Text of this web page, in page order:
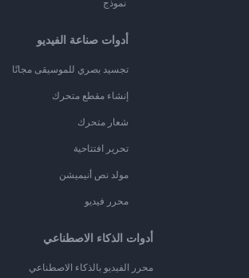
نموذج
أدوات صناعة الفيديو
تجسيد بصري للموسيقى مجانًا
إنشاء مقطع متحرك
شعار متحرك
تحرير افتتاحية
مولد نص أنيميشن
محرر فيديو
أدوات الذكاء الاصطناعي
محرر الفيديو بالذكاء الاصطناعي